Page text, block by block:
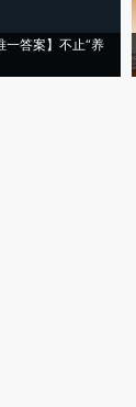
一答案】不止“养